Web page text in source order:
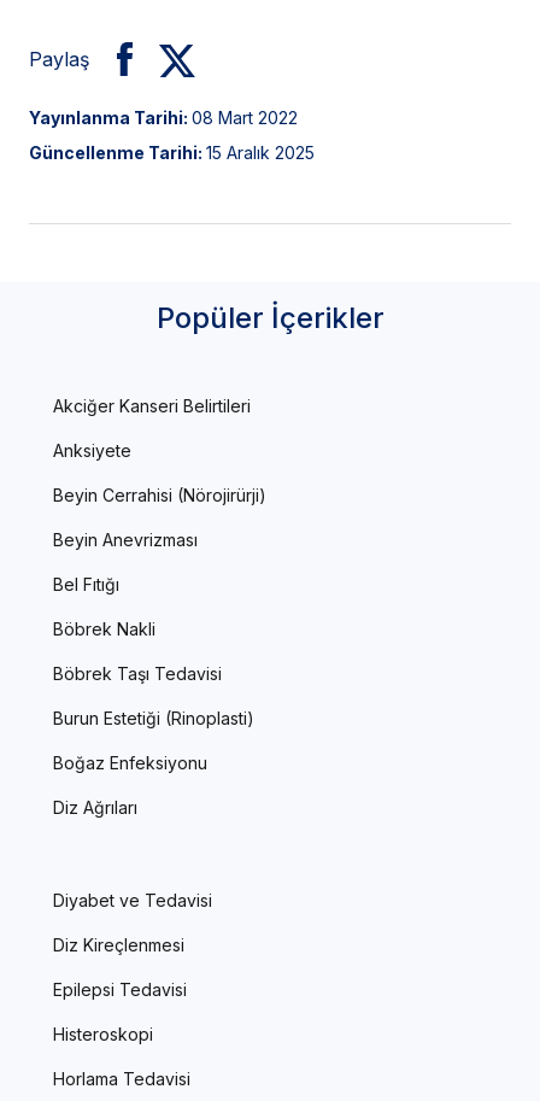
Paylaş
Yayınlanma Tarihi: 08 Mart 2022
Güncellenme Tarihi: 15 Aralık 2025
Popüler İçerikler
Akciğer Kanseri Belirtileri
Anksiyete
Beyin Cerrahisi (Nörojirürji)
Beyin Anevrizması
Bel Fıtığı
Böbrek Nakli
Böbrek Taşı Tedavisi
Burun Estetiği (Rinoplasti)
Boğaz Enfeksiyonu
Diz Ağrıları
Diyabet ve Tedavisi
Diz Kireçlenmesi
Epilepsi Tedavisi
Histeroskopi
Horlama Tedavisi